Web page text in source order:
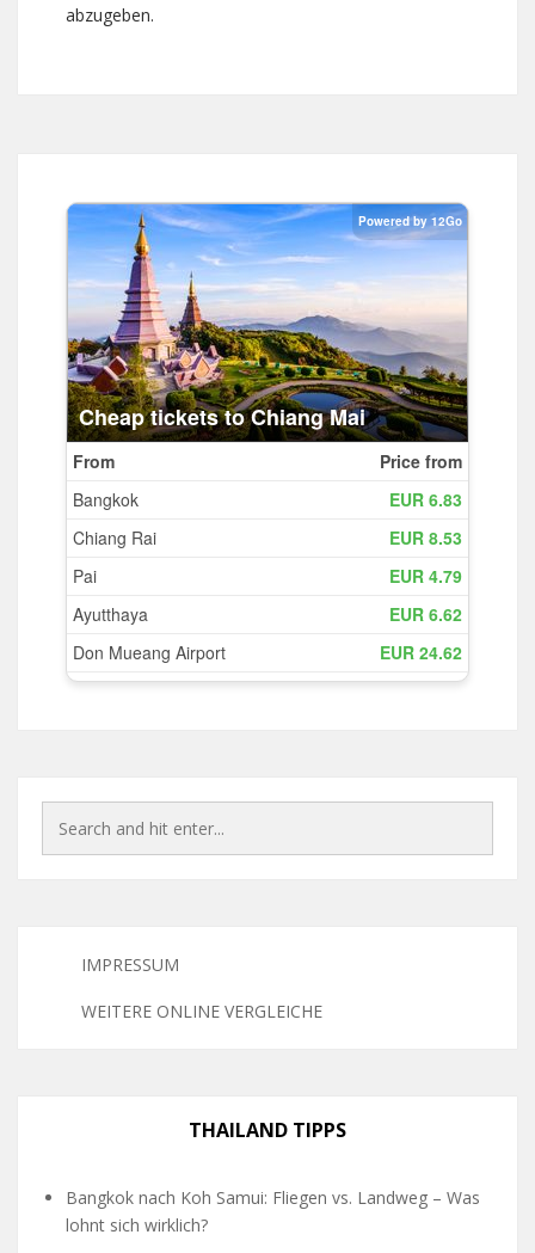
abzugeben.
IMPRESSUM
WEITERE ONLINE VERGLEICHE
THAILAND TIPPS
Bangkok nach Koh Samui: Fliegen vs. Landweg – Was
lohnt sich wirklich?